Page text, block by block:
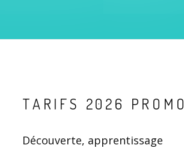
TARIFS 2026 PROMO
Découverte, apprentissage